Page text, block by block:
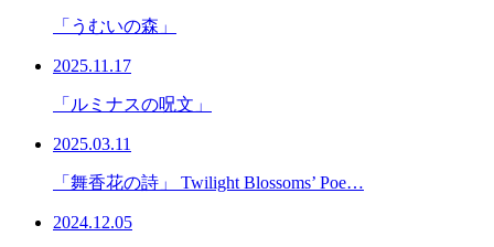
「うむいの森」
2025.11.17
「ルミナスの呪文」
2025.03.11
「舞香花の詩」 Twilight Blossoms’ Poe…
2024.12.05